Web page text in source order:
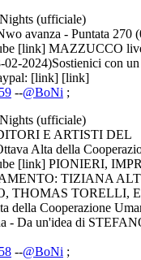
(ufficiale)
avanza - Puntata 270
[link] MAZZUCCO
02-2024)Sostienici con
[link] [link]
--@BoNi ;
(ufficiale)
E ARTISTI DEL
Alta della
[link] PIONIERI,
TIZIANA
THOMAS TORELLI,
Cooperazione
- Da un'idea di
--@BoNi ;